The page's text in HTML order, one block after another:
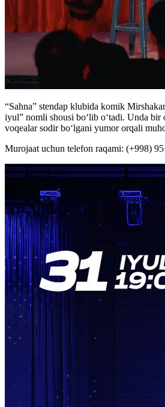
“Sahna” stendap klubida komik
iyul” nomli shousi boʻlib oʻtadi. Unda bir
voqealar sodir boʻlgani yumor orqali
Murojaat uchun telefon raqami: (+998)